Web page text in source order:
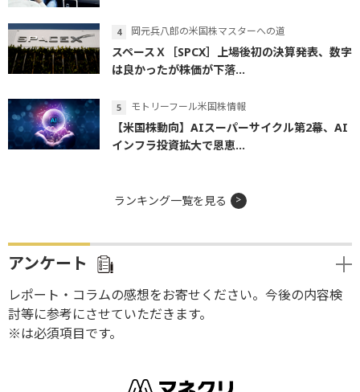
岡元兵八郎の米国株マスターへの道
スペースＸ［SPCX］上場後初の決算発表、数字
は良かったが株価が下落...
モトリーフール米国株情報
【米国株動向】AIスーパーサイクル第2幕、AI
インフラ投資拡大で恩恵...
ランキング一覧を見る
アンケート
レポート・コラムの感想をお寄せください。今後の内容検
討等に参考にさせていただきます。
※は必須項目です。